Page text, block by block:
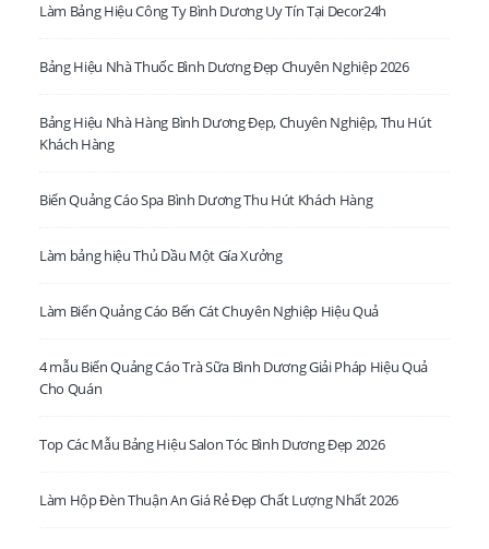
Làm Bảng Hiệu Công Ty Bình Dương Uy Tín Tại Decor24h
Bảng Hiệu Nhà Thuốc Bình Dương Đẹp Chuyên Nghiệp 2026
Bảng Hiệu Nhà Hàng Bình Dương Đẹp, Chuyên Nghiệp, Thu Hút
Khách Hàng
Biển Quảng Cáo Spa Bình Dương Thu Hút Khách Hàng
Làm bảng hiệu Thủ Dầu Một Gía Xưởng
Làm Biển Quảng Cáo Bến Cát Chuyên Nghiệp Hiệu Quả
4 mẫu Biển Quảng Cáo Trà Sữa Bình Dương Giải Pháp Hiệu Quả
Cho Quán
Top Các Mẫu Bảng Hiệu Salon Tóc Bình Dương Đẹp 2026
Làm Hộp Đèn Thuận An Giá Rẻ Đẹp Chất Lượng Nhất 2026
Văn Phòng: VP: 80 Dương Quảng Hàm, P. 8, Q. Gò Vấp, TP. HCM
Phone: 0931 505 030
LIÊN HỆ VỚI CHÚNG TÔI TẠI BÌNH DƯƠNG
Bình Dương
Phone:0931 505 030